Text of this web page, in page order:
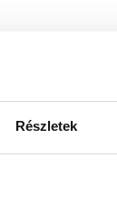
Részletek